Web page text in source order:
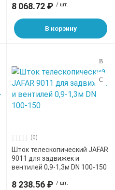
8 068.72 ₽ / шт.
В корзину
(0)
Шток телескопический JAFAR
9011 для задвижек и
вентилей 0,9-1,3м DN 100-150
8 238.56 ₽ / шт.